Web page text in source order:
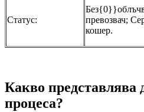
Статус:
превозвач;
кошер.
Какво представлява
процеса?